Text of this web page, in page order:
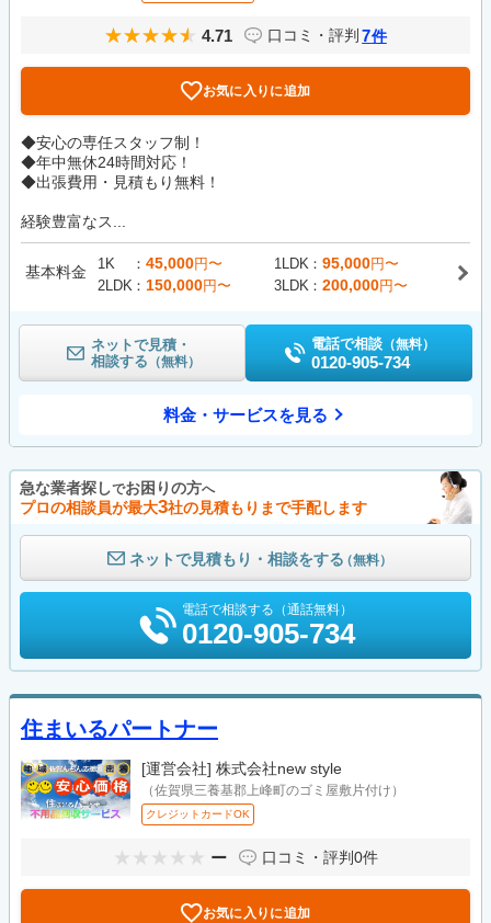
4.71 口コミ・評判 7件
お気に入りに追加
◆安心の専任スタッフ制！
◆年中無休24時間対応！
◆出張費用・見積もり無料！
経験豊富なス...
基本料金 1K 45,000円〜 1LDK 95,000円〜
2LDK
150,000円〜 3LDK 200,000円〜
ネットで見積・
相談する （無料）
電話で相談 （無料）
0120-905-734
料金・サービスを見る
急な業者探しでお困りの方へ
プロの相談員が最大3社の見積もりまで手配します
ネットで見積もり・相談をする（無料）
電話で相談する（通話無料）
0120-905-734
住まいるパートナー
[運営会社] 株式会社new style
（佐賀県三養基郡上峰町のゴミ屋敷片付け）
クレジットカードOK
ー 口コミ・評判0件
お気に入りに追加